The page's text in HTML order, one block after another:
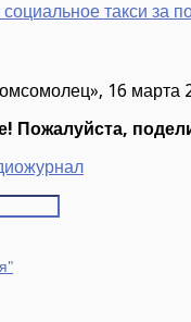
такси за
16
Пожалуйста,